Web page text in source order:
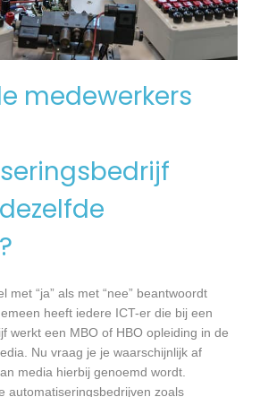
medewerkers
met “ja” als met “nee” beantwoordt
heeft iedere ICT-er die bij een
werkt een MBO of HBO opleiding in de
Nu vraag je je waarschijnlijk af
media hierbij genoemd wordt.
automatiseringsbedrijven zoals